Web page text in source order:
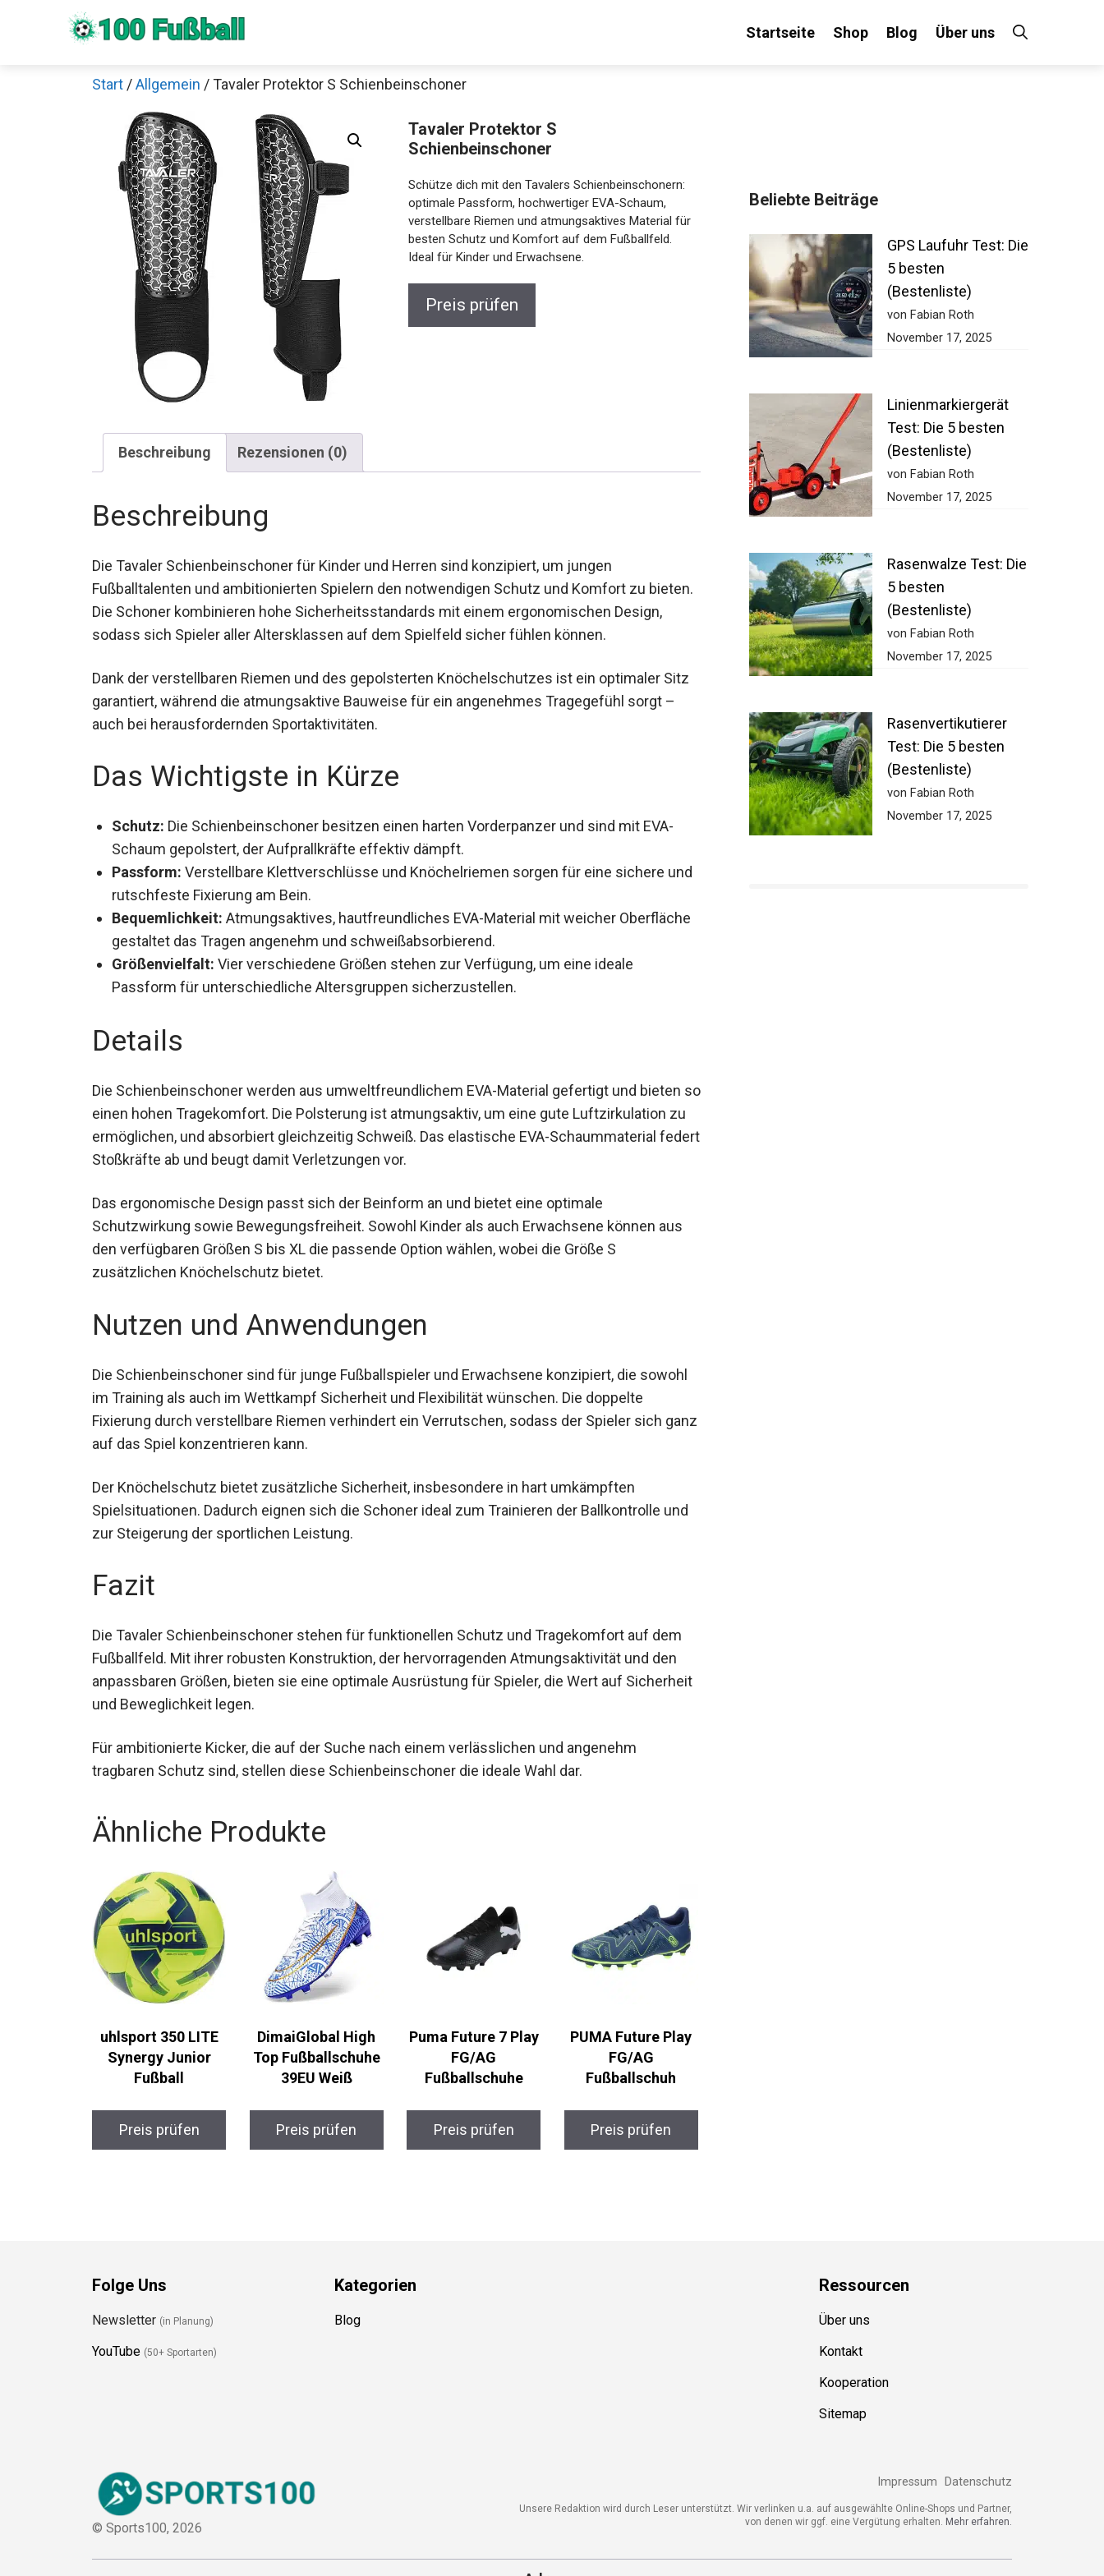
Startseite Shop Blog Über uns
Start /Allgemein / Tavaler Protektor S Schienbeinschoner
Tavaler Protektor S
Schienbeinschoner
Schütze dich mit den Tavalers Schienbeinschonern:
optimale Passform, hochwertiger EVA-Schaum,
verstellbare Riemen und atmungsaktives Material für
besten Schutz und Komfort auf dem Fußballfeld.
Ideal für Kinder und Erwachsene.
Preis prüfen
Beschreibung Rezensionen (0)
Beschreibung
Die Tavaler Schienbeinschoner für Kinder und Herren sind konzipiert, um jungen
Fußballtalenten und ambitionierten Spielern den notwendigen Schutz und Komfort zu
bieten. Die Schoner kombinieren hohe Sicherheitsstandards mit einem ergonomischen
Design, sodass sich Spieler aller Altersklassen auf dem Spielfeld sicher fühlen können.
Dank der verstellbaren Riemen und des gepolsterten Knöchelschutzes ist ein optimaler Sitz
garantiert, während die atmungsaktive Bauweise für ein angenehmes Tragegefühl sorgt –
auch bei herausfordernden Sportaktivitäten.
Das Wichtigste in Kürze
Schutz: Die Schienbeinschoner besitzen einen harten Vorderpanzer und sind mit EVA-
Schaum gepolstert, der Aufprallkräfte effektiv dämpft.
Passform: Verstellbare Klettverschlüsse und Knöchelriemen sorgen für eine sichere
und rutschfeste Fixierung am Bein.
Bequemlichkeit: Atmungsaktives, hautfreundliches EVA-Material mit weicher Oberfläche
gestaltet das Tragen angenehm und schweißabsorbierend.
Größenvielfalt: Vier verschiedene Größen stehen zur Verfügung, um eine ideale
Passform für unterschiedliche Altersgruppen sicherzustellen.
Details
Die Schienbeinschoner werden aus umweltfreundlichem EVA-Material gefertigt und bieten
so einen hohen Tragekomfort. Die Polsterung ist atmungsaktiv, um eine gute Luftzirkulation
zu ermöglichen, und absorbiert gleichzeitig Schweiß. Das elastische EVA-Schaummaterial
federt Stoßkräfte ab und beugt damit Verletzungen vor.
Das ergonomische Design passt sich der Beinform an und bietet eine optimale
Schutzwirkung sowie Bewegungsfreiheit. Sowohl Kinder als auch Erwachsene können aus
den verfügbaren Größen S bis XL die passende Option wählen, wobei die Größe S
zusätzlichen Knöchelschutz bietet.
Nutzen und Anwendungen
Die Schienbeinschoner sind für junge Fußballspieler und Erwachsene konzipiert, die sowohl
im Training als auch im Wettkampf Sicherheit und Flexibilität wünschen. Die doppelte
Fixierung durch verstellbare Riemen verhindert ein Verrutschen, sodass der Spieler sich
ganz auf das Spiel konzentrieren kann.
Der Knöchelschutz bietet zusätzliche Sicherheit, insbesondere in hart umkämpften
Spielsituationen. Dadurch eignen sich die Schoner ideal zum Trainieren der Ballkontrolle und
zur Steigerung der sportlichen Leistung.
Fazit
Die Tavaler Schienbeinschoner stehen für funktionellen Schutz und Tragekomfort auf dem
Fußballfeld. Mit ihrer robusten Konstruktion, der hervorragenden Atmungsaktivität und den
anpassbaren Größen, bieten sie eine optimale Ausrüstung für Spieler, die Wert auf
Sicherheit und Beweglichkeit legen.
Für ambitionierte Kicker, die auf der Suche nach einem verlässlichen und angenehm
tragbaren Schutz sind, stellen diese Schienbeinschoner die ideale Wahl dar.
Ähnliche Produkte
uhlsport 350 LITE
Synergy Junior
Fußball
Preis prüfen
DimaiGlobal High
Top Fußballschuhe
39EU Weiß
Preis prüfen
Puma Future 7 Play
FG/AG
Fußballschuhe
Preis prüfen
PUMA Future Play
FG/AG
Fußballschuh
Preis prüfen
Beliebte Beiträge
GPS Laufuhr Test:
Die 5 besten
(Bestenliste)
von Fabian Roth
November 17, 2025
Linienmarkiergerät
Test: Die 5 besten
(Bestenliste)
von Fabian Roth
November 17, 2025
Rasenwalze Test:
Die 5 besten
(Bestenliste)
von Fabian Roth
November 17, 2025
Rasenvertikutierer
Test: Die 5 besten
(Bestenliste)
von Fabian Roth
November 17, 2025
Folge Uns
Newsletter(in Planung)
YouTube (50+ Sportarten)
Kategorien
Blog
Ressourcen
Über uns
Kontakt
Kooperation
Sitemap
© Sports100, 2026
Impressum Datenschutz
Unsere Redaktion wird durch Leser unterstützt. Wir verlinken u.a. auf ausgewählte Online-Shops und Partner,
von denen wir ggf. eine Vergütung erhalten.
Mehr erfahren.
Jetzt anschauen